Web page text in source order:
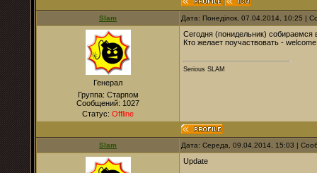
Slam Дата: Понеділок, 07.04.2014, 10:25 |
Генерал
Группа: Старпом
Сообщений: 1027
Статус: Offline
Сегодня (понидельник) собираемся
Кто желает поучаствовать -
Serious SLAM
Slam Дата: Середа, 09.04.2014, 15:03 |
Update